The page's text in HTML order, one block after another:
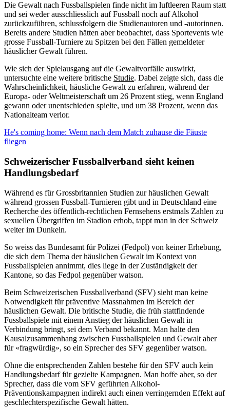
Die Gewalt nach Fussballspielen finde nicht im luftleeren Raum statt
und sei weder ausschliesslich auf Fussball noch auf Alkohol
zurückzuführen, schlussfolgern die Studienautoren und -autorinnen.
Bereits andere Studien hätten aber beobachtet, dass Sportevents wie
grosse Fussball-Turniere zu Spitzen bei den Fällen gemeldeter
häuslicher Gewalt führen.
Wie sich der Spielausgang auf die Gewaltvorfälle auswirkt,
untersuchte eine weitere britische Studie. Dabei zeigte sich, dass die
Wahrscheinlichkeit, häusliche Gewalt zu erfahren, während der
Europa- oder Weltmeisterschaft um 26 Prozent stieg, wenn England
gewann oder unentschieden spielte, und um 38 Prozent, wenn das
Nationalteam verlor.
He's coming home: Wenn nach dem Match zuhause die Fäuste
fliegen
Schweizerischer Fussballverband sieht keinen
Handlungsbedarf
Während es für Grossbritannien Studien zur häuslichen Gewalt
während grossen Fussball-Turnieren gibt und in Deutschland eine
Recherche des öffentlich-rechtlichen Fernsehens erstmals Zahlen zu
sexuellen Übergriffen im Stadion erhob, tappt man in der Schweiz
weiter im Dunkeln.
So weiss das Bundesamt für Polizei (Fedpol) von keiner Erhebung,
die sich dem Thema der häuslichen Gewalt im Kontext von
Fussballspielen annimmt, dies liege in der Zuständigkeit der
Kantone, so das Fedpol gegenüber watson.
Beim Schweizerischen Fussballverband (SFV) sieht man keine
Notwendigkeit für präventive Massnahmen im Bereich der
häuslichen Gewalt. Die britische Studie, die früh stattfindende
Fussballspiele mit einem Anstieg der häuslichen Gewalt in
Verbindung bringt, sei dem Verband bekannt. Man halte den
Kausalzusammenhang zwischen Fussballspielen und Gewalt aber
für «fragwürdig», so ein Sprecher des SFV gegenüber watson.
Ohne die entsprechenden Zahlen bestehe für den SFV auch kein
Handlungsbedarf für gezielte Kampagnen. Man hoffe aber, so der
Sprecher, dass die vom SFV geführten Alkohol-
Präventionskampagnen indirekt auch einen verringernden Effekt auf
geschlechterspezifische Gewalt hätten.